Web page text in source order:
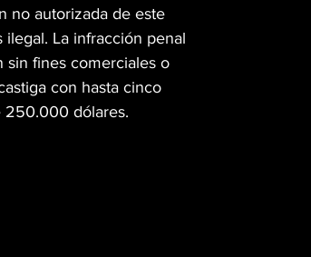
no autorizada de este
La infracción penal
sin fines comerciales o
con hasta cinco
250.000 dólares.